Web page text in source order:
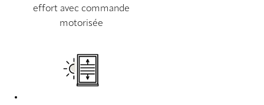
effort avec commande
motorisée